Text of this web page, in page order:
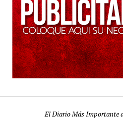
El Diario Más Importante